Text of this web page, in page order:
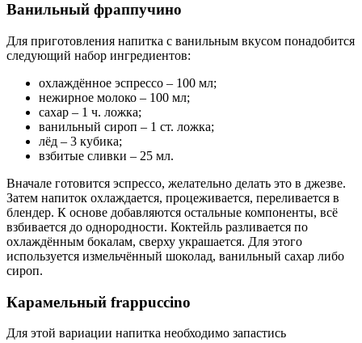
Ванильный фраппучино
Для приготовления напитка с ванильным вкусом понадобится
следующий набор ингредиентов:
охлаждённое эспрессо – 100 мл;
нежирное молоко – 100 мл;
сахар – 1 ч. ложка;
ванильный сироп – 1 ст. ложка;
лёд – 3 кубика;
взбитые сливки – 25 мл.
Вначале готовится эспрессо, желательно делать это в джезве.
Затем напиток охлаждается, процеживается, переливается в
блендер. К основе добавляются остальные компоненты, всё
взбивается до однородности. Коктейль разливается по
охлаждённым бокалам, сверху украшается. Для этого
используется измельчённый шоколад, ванильный сахар либо
сироп.
Карамельный frappuccino
Для этой вариации напитка необходимо запастись